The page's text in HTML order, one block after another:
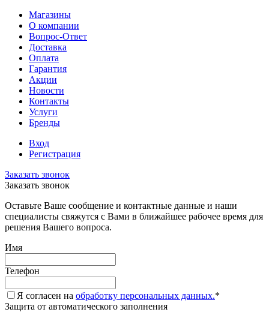
Магазины
О компании
Вопрос-Ответ
Доставка
Оплата
Гарантия
Акции
Новости
Контакты
Услуги
Бренды
Вход
Регистрация
Заказать звонок
Заказать звонок
Оставьте Ваше сообщение и контактные данные и наши
специалисты свяжутся с Вами в ближайшее рабочее время для
решения Вашего вопроса.
Имя
Телефон
Я согласен на обработку персональных данных.*
Защита от автоматического заполнения